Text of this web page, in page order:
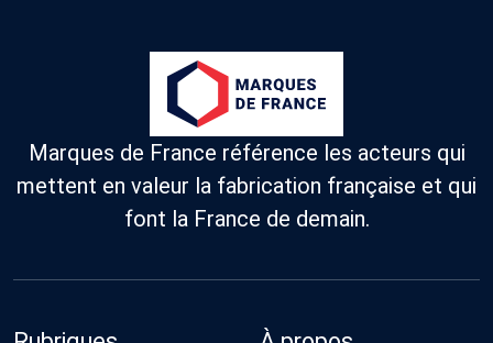
Marques de France référence les acteurs qui
mettent en valeur la fabrication française et qui
font la France de demain.